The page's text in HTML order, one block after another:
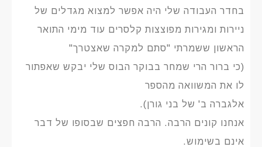
בחדר העבודה שלי היה אפשר למצוא מגדלים של
ניירות ומגירות מפוצצות קלסרים עוד מימי התואר
הראשון ששמרתי "סתם למקרה שאצטרך"
(כי ברור הרי שמחר בבוקר הבוס שלי יבקש שאפתור
לו את המשוואה מהספר
אלגברה ב' של בני גורן).
אנחנו קונים הרבה. הרבה חפצים שבסופו של דבר
אינם בשימוש.